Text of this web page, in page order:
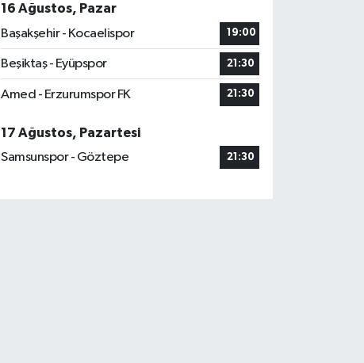
16 Ağustos, Pazar
Başakşehir - Kocaelispor
19:00
Beşiktaş - Eyüpspor 21:30
Amed - Erzurumspor FK 21:30
17 Ağustos, Pazartesi
Samsunspor - Göztepe
21:30